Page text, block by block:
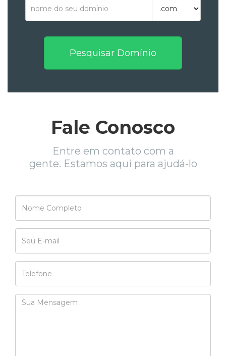
Fale Conosco
Entre em contato com a
gente. Estamos aqui para ajudá-lo